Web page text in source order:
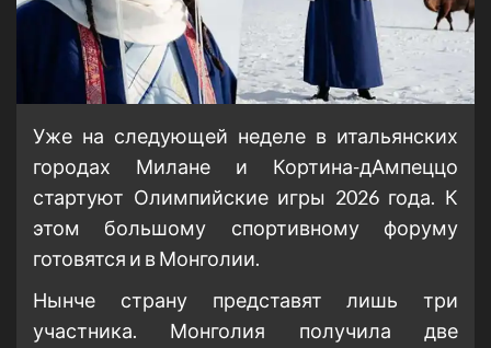
Уже на следующей неделе в итальянских
городах Милане и Кортина-дАмпеццо
стартуют Олимпийские игры 2026 года. К
этом большому спортивному форуму
готовятся и в Монголии.
Нынче страну представят лишь три
участника. Монголия получила две